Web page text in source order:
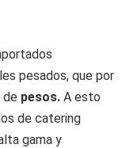
pesados, que por
de pesos. A esto
de catering
gama y